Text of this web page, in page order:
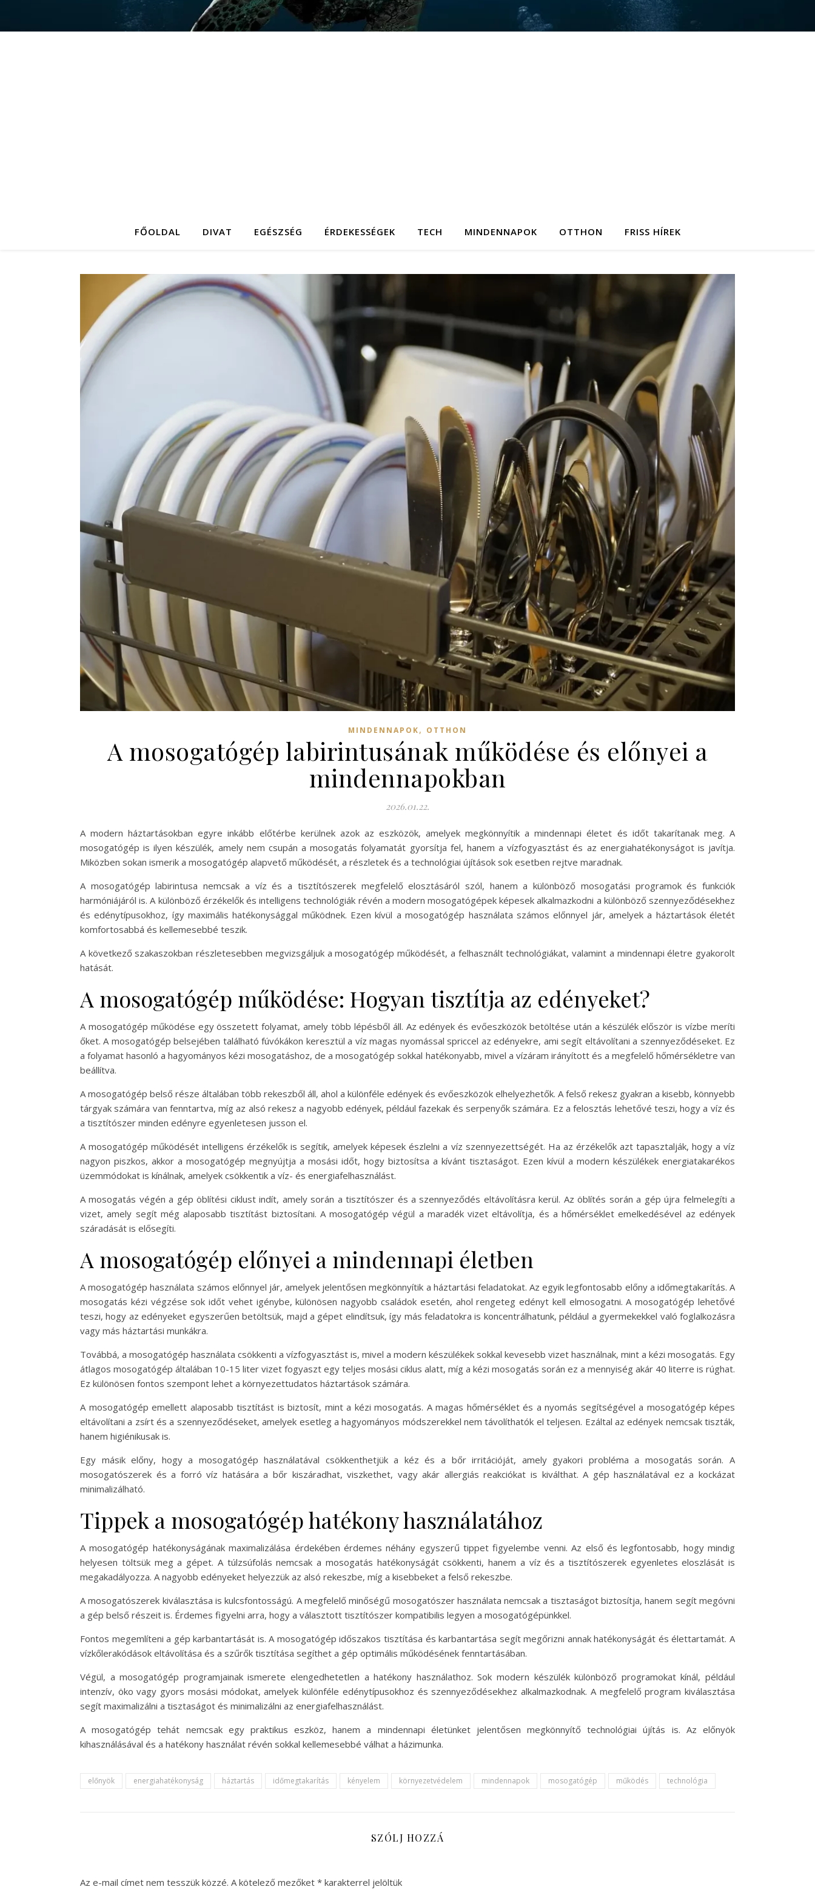
FŐOLDAL DIVAT EGÉSZSÉG ÉRDEKESSÉGEK TECH MINDENNAPOK OTTHON FRISS HÍREK
MINDENNAPOK, OTTHON
A mosogatógép labirintusának működése és előnyei a
mindennapokban
2026.01.22.
A modern háztartásokban egyre inkább előtérbe kerülnek azok az eszközök, amelyek megkönnyítik a mindennapi életet és időt takarítanak meg. A
mosogatógép is ilyen készülék, amely nem csupán a mosogatás folyamatát gyorsítja fel, hanem a vízfogyasztást és az energiahatékonyságot is javítja.
Miközben sokan ismerik a mosogatógép alapvető működését, a részletek és a technológiai újítások sok esetben rejtve maradnak.
A mosogatógép labirintusa nemcsak a víz és a tisztítószerek megfelelő elosztásáról szól, hanem a különböző mosogatási programok és funkciók
harmóniájáról is. A különböző érzékelők és intelligens technológiák révén a modern mosogatógépek képesek alkalmazkodni a különböző szennyeződésekhez
és edénytípusokhoz, így maximális hatékonysággal működnek. Ezen kívül a mosogatógép használata számos előnnyel jár, amelyek a háztartások életét
komfortosabbá és kellemesebbé teszik.
A következő szakaszokban részletesebben megvizsgáljuk a mosogatógép működését, a felhasznált technológiákat, valamint a mindennapi életre gyakorolt
hatását.
A mosogatógép működése: Hogyan tisztítja az edényeket?
A mosogatógép működése egy összetett folyamat, amely több lépésből áll. Az edények és evőeszközök betöltése után a készülék először is vízbe meríti
őket. A mosogatógép belsejében található fúvókákon keresztül a víz magas nyomással spriccel az edényekre, ami segít eltávolítani a szennyeződéseket. Ez
a folyamat hasonló a hagyományos kézi mosogatáshoz, de a mosogatógép sokkal hatékonyabb, mivel a vízáram irányított és a megfelelő hőmérsékletre van
beállítva.
A mosogatógép belső része általában több rekeszből áll, ahol a különféle edények és evőeszközök elhelyezhetők. A felső rekesz gyakran a kisebb, könnyebb
tárgyak számára van fenntartva, míg az alsó rekesz a nagyobb edények, például fazekak és serpenyők számára. Ez a felosztás lehetővé teszi, hogy a víz és
a tisztítószer minden edényre egyenletesen jusson el.
A mosogatógép működését intelligens érzékelők is segítik, amelyek képesek észlelni a víz szennyezettségét. Ha az érzékelők azt tapasztalják, hogy a víz
nagyon piszkos, akkor a mosogatógép megnyújtja a mosási időt, hogy biztosítsa a kívánt tisztaságot. Ezen kívül a modern készülékek energiatakarékos
üzemmódokat is kínálnak, amelyek csökkentik a víz- és energiafelhasználást.
A mosogatás végén a gép öblítési ciklust indít, amely során a tisztítószer és a szennyeződés eltávolításra kerül. Az öblítés során a gép újra felmelegíti a
vizet, amely segít még alaposabb tisztítást biztosítani. A mosogatógép végül a maradék vizet eltávolítja, és a hőmérséklet emelkedésével az edények
száradását is elősegíti.
A mosogatógép előnyei a mindennapi életben
A mosogatógép használata számos előnnyel jár, amelyek jelentősen megkönnyítik a háztartási feladatokat. Az egyik legfontosabb előny a időmegtakarítás. A
mosogatás kézi végzése sok időt vehet igénybe, különösen nagyobb családok esetén, ahol rengeteg edényt kell elmosogatni. A mosogatógép lehetővé
teszi, hogy az edényeket egyszerűen betöltsük, majd a gépet elindítsuk, így más feladatokra is koncentrálhatunk, például a gyermekekkel való foglalkozásra
vagy más háztartási munkákra.
Továbbá, a mosogatógép használata csökkenti a vízfogyasztást is, mivel a modern készülékek sokkal kevesebb vizet használnak, mint a kézi mosogatás. Egy
átlagos mosogatógép általában 10-15 liter vizet fogyaszt egy teljes mosási ciklus alatt, míg a kézi mosogatás során ez a mennyiség akár 40 literre is rúghat.
Ez különösen fontos szempont lehet a környezettudatos háztartások számára.
A mosogatógép emellett alaposabb tisztítást is biztosít, mint a kézi mosogatás. A magas hőmérséklet és a nyomás segítségével a mosogatógép képes
eltávolítani a zsírt és a szennyeződéseket, amelyek esetleg a hagyományos módszerekkel nem távolíthatók el teljesen. Ezáltal az edények nemcsak tiszták,
hanem higiénikusak is.
Egy másik előny, hogy a mosogatógép használatával csökkenthetjük a kéz és a bőr irritációját, amely gyakori probléma a mosogatás során. A
mosogatószerek és a forró víz hatására a bőr kiszáradhat, viszkethet, vagy akár allergiás reakciókat is kiválthat. A gép használatával ez a kockázat
minimalizálható.
Tippek a mosogatógép hatékony használatához
A mosogatógép hatékonyságának maximalizálása érdekében érdemes néhány egyszerű tippet figyelembe venni. Az első és legfontosabb, hogy mindig
helyesen töltsük meg a gépet. A túlzsúfolás nemcsak a mosogatás hatékonyságát csökkenti, hanem a víz és a tisztítószerek egyenletes eloszlását is
megakadályozza. A nagyobb edényeket helyezzük az alsó rekeszbe, míg a kisebbeket a felső rekeszbe.
A mosogatószerek kiválasztása is kulcsfontosságú. A megfelelő minőségű mosogatószer használata nemcsak a tisztaságot biztosítja, hanem segít megóvni
a gép belső részeit is. Érdemes figyelni arra, hogy a választott tisztítószer kompatibilis legyen a mosogatógépünkkel.
Fontos megemlíteni a gép karbantartását is. A mosogatógép időszakos tisztítása és karbantartása segít megőrizni annak hatékonyságát és élettartamát. A
vízkőlerakódások eltávolítása és a szűrők tisztítása segíthet a gép optimális működésének fenntartásában.
Végül, a mosogatógép programjainak ismerete elengedhetetlen a hatékony használathoz. Sok modern készülék különböző programokat kínál, például
intenzív, öko vagy gyors mosási módokat, amelyek különféle edénytípusokhoz és szennyeződésekhez alkalmazkodnak. A megfelelő program kiválasztása
segít maximalizálni a tisztaságot és minimalizálni az energiafelhasználást.
A mosogatógép tehát nemcsak egy praktikus eszköz, hanem a mindennapi életünket jelentősen megkönnyítő technológiai újítás is. Az előnyök
kihasználásával és a hatékony használat révén sokkal kellemesebbé válhat a házimunka.
előnyök energiahatékonyság háztartás időmegtakarítás kényelem környezetvédelem mindennapok mosogatógép működés technológia
SZÓLJ HOZZÁ
Az e-mail címet nem tesszük közzé. A kötelező mezőket * karakterrel jelöltük